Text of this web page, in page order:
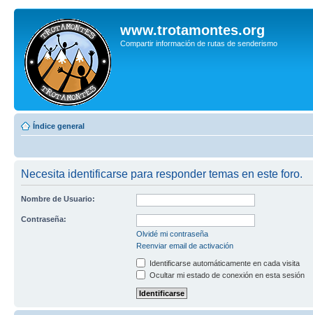
www.trotamontes.org
Compartir información de rutas de senderismo
Índice general
Necesita identificarse para responder temas en este foro.
Nombre de Usuario:
Contraseña:
Olvidé mi contraseña
Reenviar email de activación
Identificarse automáticamente en cada visita
Ocultar mi estado de conexión en esta sesión